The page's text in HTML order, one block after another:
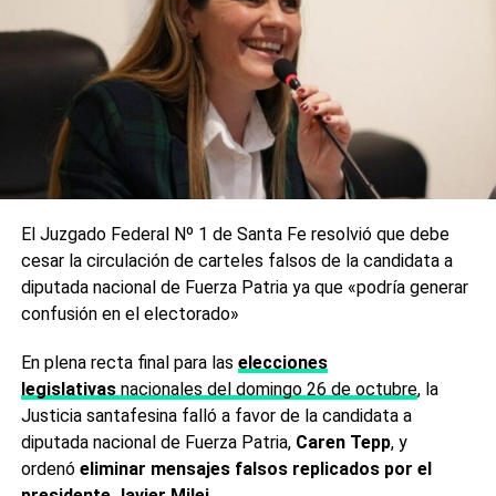
El Juzgado Federal Nº 1 de Santa Fe resolvió que debe
cesar la circulación de carteles falsos de la candidata a
diputada nacional de Fuerza Patria ya que «podría generar
confusión en el electorado»
En plena recta final para las elecciones
legislativasnacionales del domingo 26 de octubre, la
Justicia santafesina falló a favor de la candidata a
diputada nacional de Fuerza Patria,Caren Tepp, y
ordenóeliminar mensajes falsos replicados por el